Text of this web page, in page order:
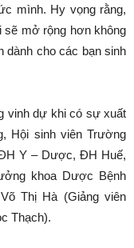
mình. Hy vọng rằng,
sẽ mở rộng hơn không
dành cho các bạn sinh
vinh dự khi có sự xuất
Hội sinh viên Trường
Y – Dược, ĐH Huế,
khoa Dược Bệnh
Thị Hà (Giảng viên
Thạch).